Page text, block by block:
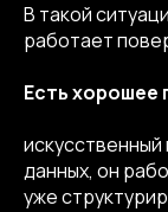
В такой
работает
Есть хорошее
искусственный
данных, он
уже